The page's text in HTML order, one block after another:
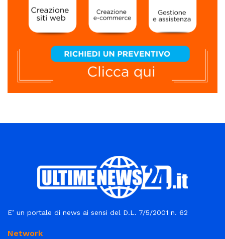
E’ un portale di news ai sensi del D.L. 7/5/2001 n. 62
Network